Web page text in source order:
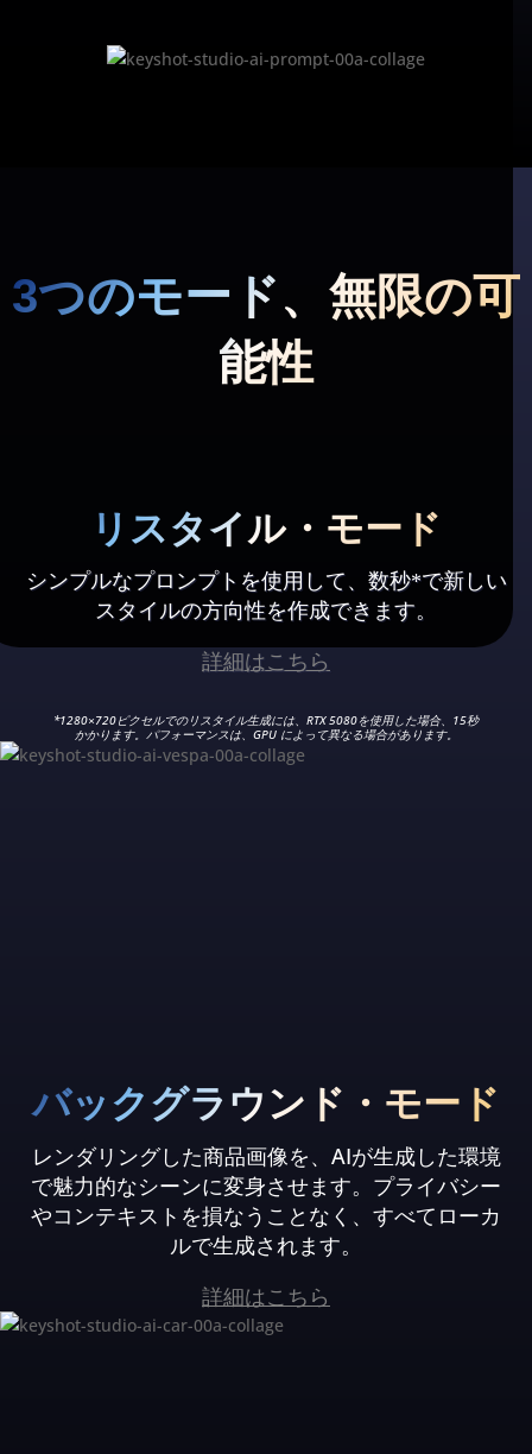
3つのモード、無限の可
能性
リスタイル・モード
シンプルなプロンプトを使用して、数秒*で新しい
スタイルの方向性を作成できます。
詳細はこちら
*1280×720ピクセルでのリスタイル生成には、RTX 5080を使用した場合、15秒
かかります。パフォーマンスは、GPU によって異なる場合があります。
バックグラウンド・モード
レンダリングした商品画像を、AIが生成した環境
で魅力的なシーンに変身させます。プライバシー
やコンテキストを損なうことなく、すべてローカ
ルで生成されます。
詳細はこちら